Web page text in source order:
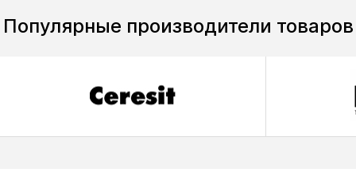
Популярные производители товаров